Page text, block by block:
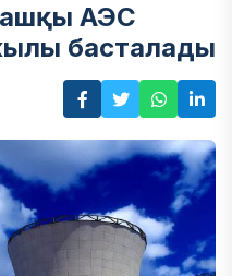
АЭС
басталады